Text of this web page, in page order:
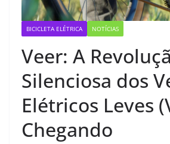
BICICLETA ELÉTRICA NOTÍCIAS
Veer: A
Silenciosa dos
Elétricos Leves
Chegando